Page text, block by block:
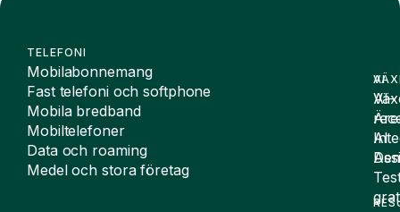
TELEFONI
Mobilabonnemang
Fast telefoni och softphone
Mobila bredband
Mobiltelefoner
Data och roaming
Medel och stora företag
AI
AI-
AI